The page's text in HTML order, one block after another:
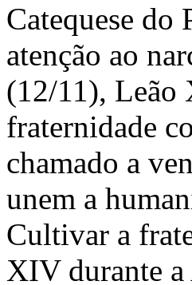
Catequese do
atenção ao
(12/11), Leão
fraternidade
chamado a
unem a
Cultivar a
XIV durante a